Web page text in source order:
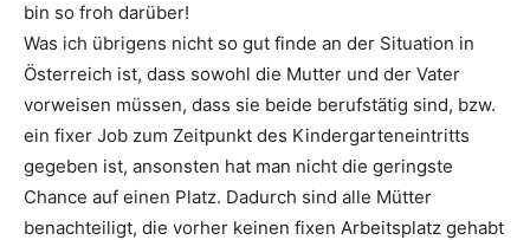
bin so froh darüber!
Was ich übrigens nicht so gut finde an der Situation in
Österreich ist, dass sowohl die Mutter und der Vater
vorweisen müssen, dass sie beide berufstätig sind, bzw.
ein fixer Job zum Zeitpunkt des Kindergarteneintritts
gegeben ist, ansonsten hat man nicht die geringste
Chance auf einen Platz. Dadurch sind alle Mütter
benachteiligt, die vorher keinen fixen Arbeitsplatz gehabt